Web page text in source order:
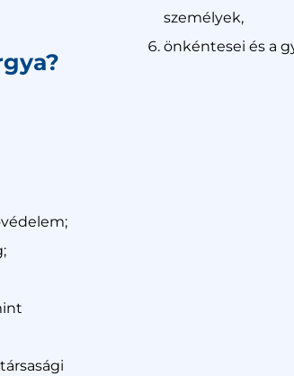
személyek,
önkéntesei és a